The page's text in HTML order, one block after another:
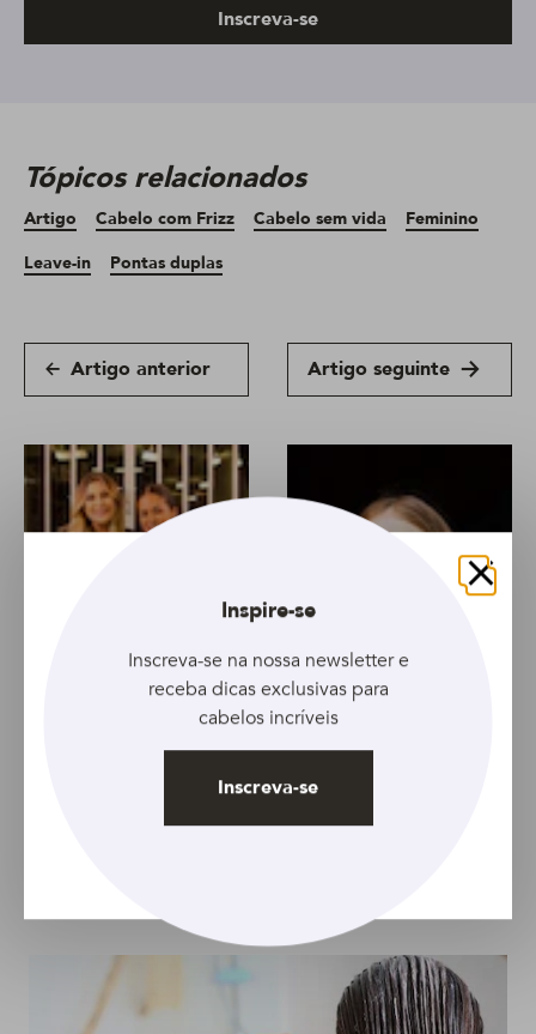
Inscreva-se
Tópicos relacionados
Artigo Cabelo com Frizz Cabelo sem vida
Feminino
Leave-in
Pontas duplas
Artigo anterior Artigo seguinte
Rayza Nicácio e Niina
lançam promoção da
linha Dove Nutritive
ARTIGO
Novidade: saiba tudo
Fechar
Inspire-se
Inscreva-se na nossa newsletter e
receba dicas exclusivas para
cabelos incríveis
Inscreva-se